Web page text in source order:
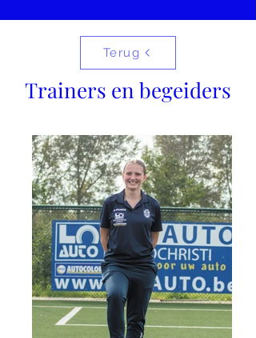
Terug
Trainers en begeiders